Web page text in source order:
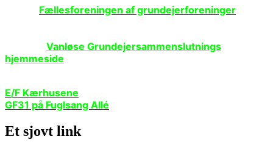
Fællesforeningen af grundejerforeninger
Vanløse Grundejersammenslutnings
hjemmeside
E/F Kærhusene
GF31 på Fuglsang Allé
Et sjovt link